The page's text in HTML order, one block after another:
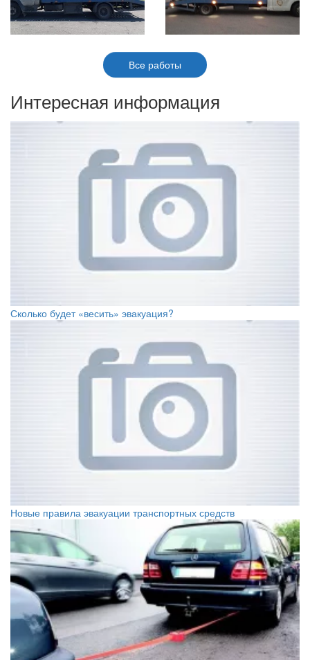
Все работы
Интересная информация
Сколько будет «весить» эвакуация?
Новые правила эвакуации транспортных средств